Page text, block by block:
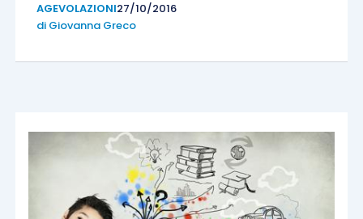
AGEVOLAZIONI27/10/2016
di Giovanna Greco